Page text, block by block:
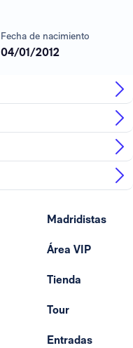
Fecha de nacimiento
04/01/2012
Madridistas
Área VIP
Tienda
Tour
Entradas